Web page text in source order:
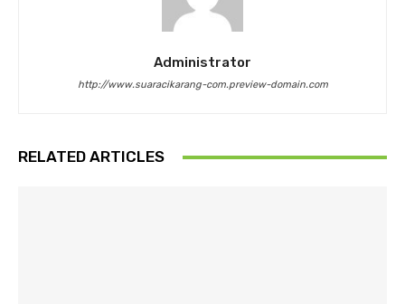
Administrator
http://www.suaracikarang-com.preview-domain.com
RELATED ARTICLES